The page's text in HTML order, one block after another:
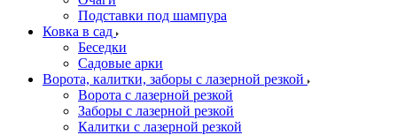
Подставки под шампура
Ковка в сад
Беседки
Садовые арки
Ворота, калитки, заборы с лазерной резкой
Ворота с лазерной резкой
Заборы с лазерной резкой
Калитки с лазерной резкой